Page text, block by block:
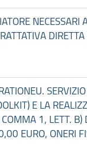
NECESSARI
SERVIZIO
E LA
1, LETT.
EURO, ONERI